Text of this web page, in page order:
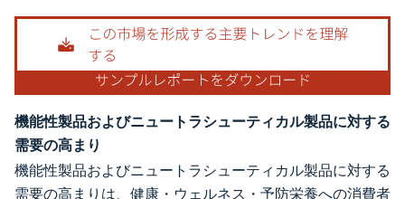
機能性製品およびニュートラシューティカル製品に対する
需要の高まり
機能性製品およびニュートラシューティカル製品に対する
需要の高まりは、健康・ウェルネス・予防栄養への消費者